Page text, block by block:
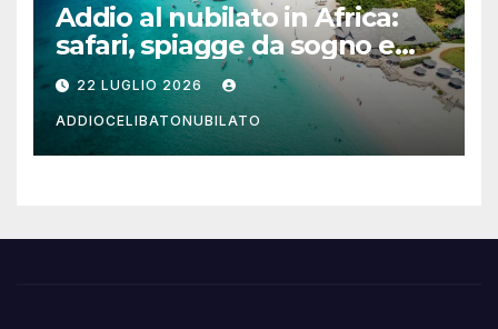
Addio al nubilato in Africa:
safari, spiagge da sogno e
città magiche
22 LUGLIO 2026
ADDIOCELIBATONUBILATO